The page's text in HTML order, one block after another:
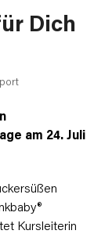
Dich
am 24. Juli
Kursleiterin